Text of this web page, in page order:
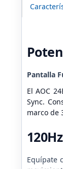
Pantalla
El AOC
Sync.
marco de
Equípate